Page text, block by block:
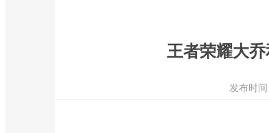
王者荣耀大
发布时间